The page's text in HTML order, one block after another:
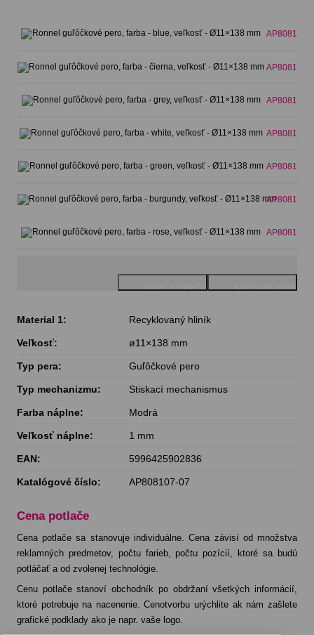
AP808107-
AP808107-
AP808107-
AP808107-
AP808107-
AP808107-
AP808107-
Material 1: Recyklovaný hliník
Veľkosť: ø11×138 mm
Typ pera: Guľôčkové pero
Typ mechanizmu: Stiskací mechanismus
Farba náplne: Modrá
Veľkosť náplne: 1 mm
EAN: 5996425902836
Katalógové číslo: AP808107-07
Cena potlače
Cena potlače sa stanovuje individuálne. Cena závisí od množstva
reklamných predmetov, počtu farieb, počtu pozícií, ktoré sa budú
potláčať a od zvolenej technológie.
Cenu potlače stanoví obchodník po obdržaní všetkých informácií,
ktoré potrebuje na nacenenie. Cenotvorbu urýchlite ak nám zašlete
grafické podklady ako je napr. vaše logo.